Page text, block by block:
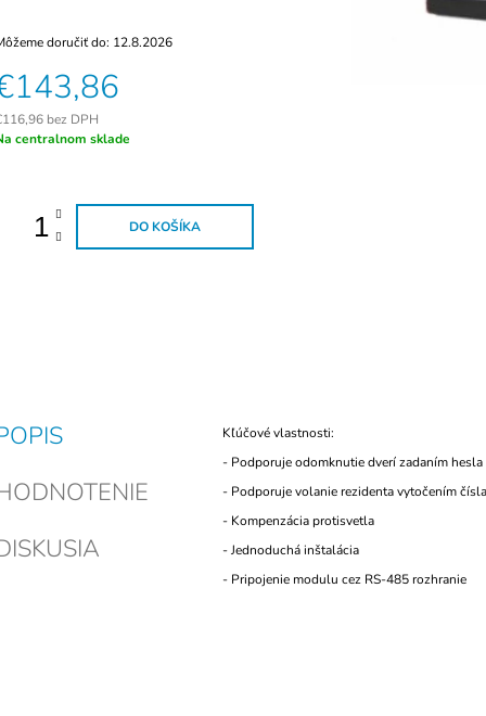
doručiť do: 12.8.2026
bez DPH
centralnom sklade
DO KOŠÍKA
Kľúčové vlastnosti:
- Podporuje odomknutie dverí zadaním hesla
- Podporuje volanie rezidenta vytočením čísla
- Kompenzácia protisvetla
- Jednoduchá inštalácia
- Pripojenie modulu cez RS-485 rozhranie